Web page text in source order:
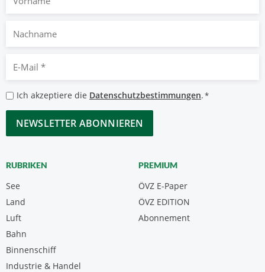
Nachname
Mail
*
Datenschutzbestimmungen
*
Ich akzeptiere die Datenschutzbestimmungen.*
CAPTCHA
RUBRIKEN
See
Land
Luft
Bahn
Binnenschiff
Industrie & Handel
PREMIUM
ÖVZ E-Paper
Abonnement
ÖVZ EDITION